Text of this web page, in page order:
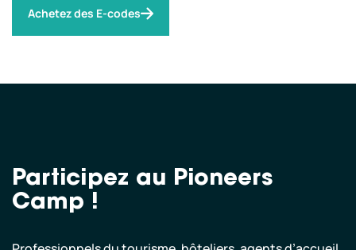
Achetez des E-codes
Participez au Pioneers
Camp !